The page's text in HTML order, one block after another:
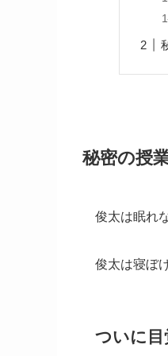
秘密の授
俊太は眠れ
俊太は寝ぼ
ついに目